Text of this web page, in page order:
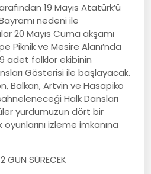
19 Mayıs Atatürk’ü
nedeni ile
20 Mayıs Cuma akşamı
Piknik ve Mesire Alanı’nda
adet folklor ekibinin
Gösterisi ile başlayacak.
Balkan, Artvin ve Hasapiko
Halk Dansları
yurdumuzun dört bir
izleme imkanına
GÜN SÜRECEK